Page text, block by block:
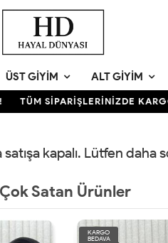
ÜST GIYIM ALT GIYIM
TÜM SİPARİŞLERİNİZDE
kapalı. Lütfen daha
Çok Satan Ürünler
KARGO
BEDAVA